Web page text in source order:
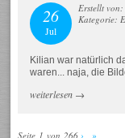
26
Jul
Erstellt
Kategorie:
Kilian war natürlich
waren... naja, die
weiterlesen →
Seite 1 von 266 › »